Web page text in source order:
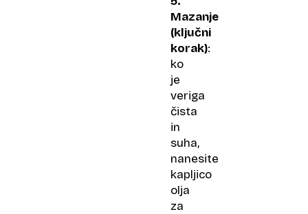
Mazanje
(ključni
korak):
ko
je
veriga
čista
in
suha,
nanesite
kapljico
olja
za